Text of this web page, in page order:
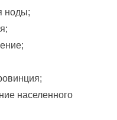
ноды;
населенного